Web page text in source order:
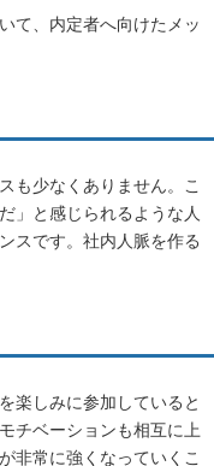
て、内定者へ向けたメッ
も少なくありません。こ
」と感じられるような人
スです。社内人脈を作る
楽しみに参加していると
チベーションも相互に上
非常に強くなっていくこ